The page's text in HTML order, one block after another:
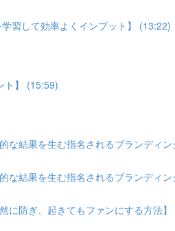
習して効率よくインプット】 (13:22)
ト】 (15:59)
な結果を生む指名されるブランディ
な結果を生む指名されるブランディ
に防ぎ、起きてもファンにする方法